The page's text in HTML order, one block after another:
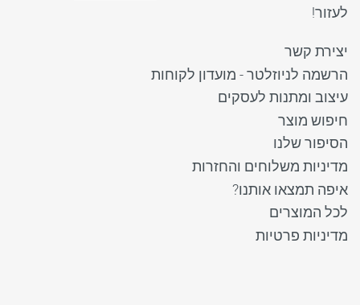
לעזור!
יצירת קשר
הרשמה לניוזלטר - מועדון לקוחות
עיצוב ומתנות לעסקים
חיפוש מוצר
הסיפור שלנו
מדיניות משלוחים והחזרות
איפה תמצאו אותנו?
לכל המוצרים
מדיניות פרטיות